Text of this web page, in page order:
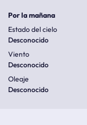
Por la mañana
Estado del cielo
Desconocido
Viento
Desconocido
Oleaje
Desconocido